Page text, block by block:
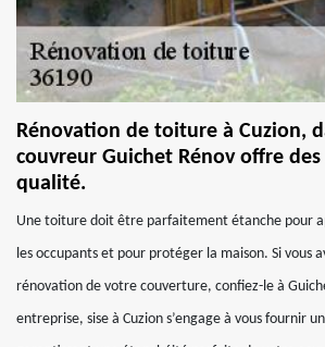
Rénovation de toiture à Cuzion,
couvreur Guichet Rénov offre des
qualité.
Une toiture doit être parfaitement étanche pour
les occupants et pour protéger la maison. Si vous
rénovation de votre couverture, confiez-le à
entreprise, sise à Cuzion s’engage à vous fournir